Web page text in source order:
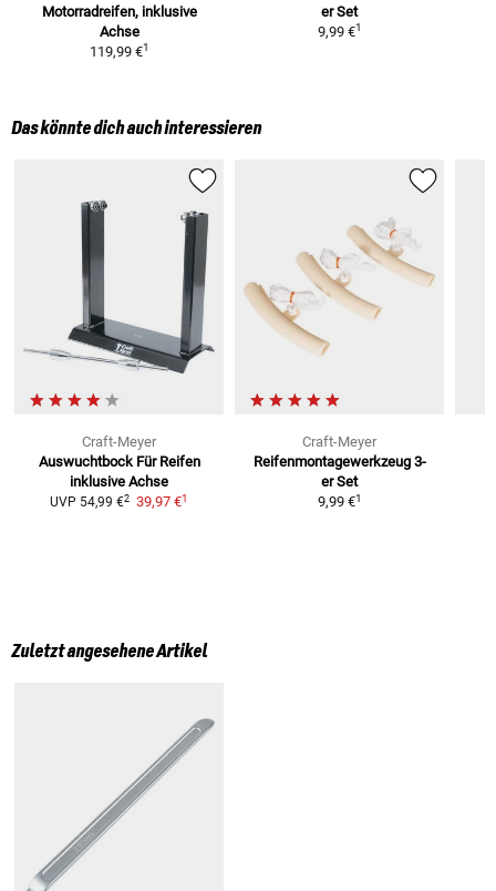
Motorradreifen, inklusive
Achse
119,99 €1
er Set
9,99 €1
Das könnte dich auch interessieren
Craft-Meyer
Auswuchtbock Für Reifen
inklusive Achse
UVP 54,99 €2 39,97 €1
Craft-Meyer
Reifenmontagewerkzeug 3-
er Set
9,99 €1
Zuletzt angesehene Artikel